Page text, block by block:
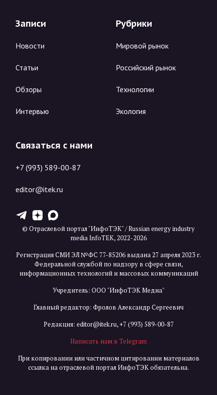
Записи
Новости
Статьи
Обзоры
Интервью
Рубрики
Мировой рынок
Российский рынок
Технологии
Экология
Связаться с нами
+7 (993) 589-00-87
editor@itek.ru
T Z X
© Отраслевой портал "ИнфоТЭК" / Russian energy industry
media InfoTEK, 2022-2026
Регистрация СМИ ЭЛ №ФС 77-85206 выдана 27 апреля 2023 г.
Федеральной службой по надзору в сфере связи,
информационных технологий и массовых коммуникаций
Учредитель: ООО "ИнфоТЭК Медиа"
Главный редактор: Фролов Александр Сергеевич
Редакция: editor@itek.ru,+7 (993) 589-00-87
Написать нам в Telegram
При копировании или частичном цитировании материалов
ссылка на отраслевой портал ИнфоТЭК обязательна.